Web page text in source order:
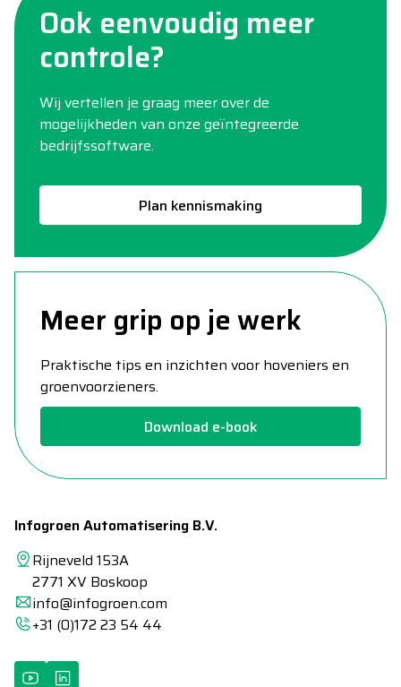
Ook eenvoudig meer
controle?
Wij vertellen je graag meer over de
mogelijkheden van onze geïntegreerde
bedrijfssoftware.
Plan kennismaking
Meer grip op je werk
Praktische tips en inzichten voor hoveniers en
groenvoorzieners.
Download e-book
Infogroen Automatisering B.V.
Rijneveld 153A
2771 XV Boskoop
info@infogroen.com
+31 (0)172 23 54 44